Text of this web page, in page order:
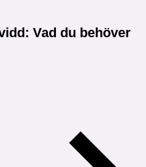
Vad du behöver